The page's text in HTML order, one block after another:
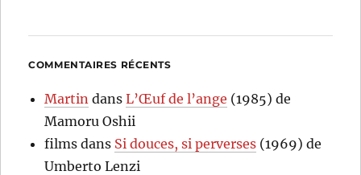
COMMENTAIRES RÉCENTS
Martin dansL’Œuf de l’ange (1985) de
Mamoru Oshii
films dans Si douces, si perverses (1969) de
Umberto Lenzi